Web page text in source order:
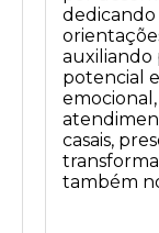
dedicando
auxiliando
potencial
casais,
também